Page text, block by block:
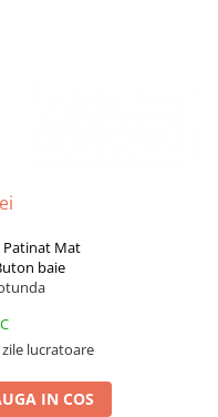
Patinat Mat
baie
zile lucratoare
IN COS